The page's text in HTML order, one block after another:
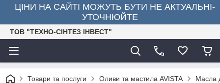
ЦІНИ НА САЙТІ МОЖУТЬ БУТИ НЕ АКТУАЛЬНІ-
УТОЧНЮЙТЕ
ТОВ "ТЕХНО-СІНТЕЗ ІНВЕСТ"
Товари та послуги Оливи та мастила AVISTA Масла